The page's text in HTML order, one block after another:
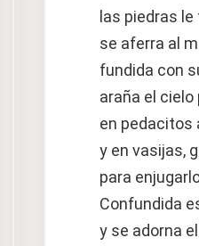
las piedras
se aferra al
fundida con
araña el cielo
en pedacitos
y en vasijas,
para
Confundida
y se adorna